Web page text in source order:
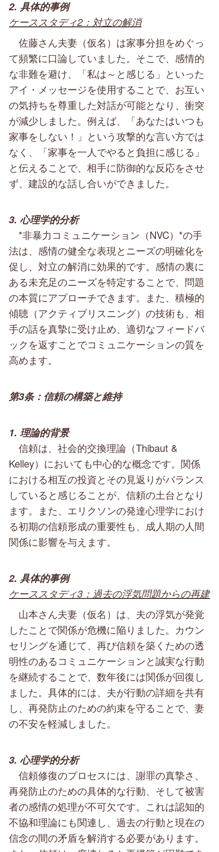
2. 具体的事例
ケーススタディ2：対立の解消
佐藤さん夫妻（仮名）は家事分担をめぐっ
て頻繁に口論していました。そこで、感情的
な非難を避け、「私は～と感じる」といった
アイ・メッセージを使用することで、お互い
の気持ちを尊重した対話が可能となり、衝突
が減少しました。例えば、「あなたはいつも
家事をしない！」という攻撃的な言い方では
なく、「家事を一人でやると負担に感じる」
と伝えることで、相手に防御的な反応をさせ
ず、建設的な話し合いができました。
3. 心理学的分析
*非暴力コミュニケーション（NVC）*の手
法は、感情の健全な表現とニーズの明確化を
促し、対立の解消に効果的です。感情の裏に
ある未充足のニーズを特定することで、問題
の本質にアプローチできます。また、積極的
傾聴（アクティブリスニング）の技術も、相
手の話を真摯に受け止め、適切なフィードバ
ックを返すことでコミュニケーションの質を
高めます。
第3条：信頼の構築と維持
1. 理論的背景
信頼は、社会的交換理論（Thibaut &
Kelley）においても中心的な概念です。関係
における相互の投資とその見返りがバランス
していると感じることが、信頼の土台となり
ます。また、エリクソンの発達心理学におけ
る初期の信頼形成の重要性も、成人期の人間
関係に影響を与えます。
2. 具体的事例
ケーススタディ3：過去の浮気問題からの再建
山本さん夫妻（仮名）は、夫の浮気が発覚
したことで関係が危機に陥りました。カウン
セリングを通じて、再び信頼を築くための透
明性のあるコミュニケーションと誠実な行動
を継続することで、数年後には関係が回復し
ました。具体的には、夫が行動の詳細を共有
し、再発防止のための約束を守ることで、妻
の不安を軽減しました。
3. 心理学的分析
信頼修復のプロセスには、謝罪の真摯さ、
再発防止のための具体的な行動、そして被害
者の感情の処理が不可欠です。これは認知的
不協和理論にも関連し、過去の行動と現在の
信念の間の矛盾を解消する必要があります。